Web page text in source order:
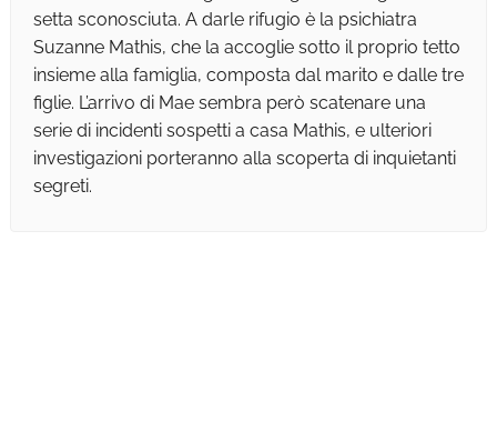
setta sconosciuta. A darle rifugio è la psichiatra
Suzanne Mathis, che la accoglie sotto il proprio tetto
insieme alla famiglia, composta dal marito e dalle tre
figlie. L’arrivo di Mae sembra però scatenare una
serie di incidenti sospetti a casa Mathis, e ulteriori
investigazioni porteranno alla scoperta di inquietanti
segreti.